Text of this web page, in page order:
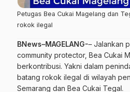
Petugas Bea Cukai Magelang dan
rokok ilegal
BNews–MAGELANG-– Jalankan
community protector, Bea Cukai
berkontribusi. Yakni dalam
batang rokok ilegal di wilayah
Semarang dan Bea Cukai Tegal.